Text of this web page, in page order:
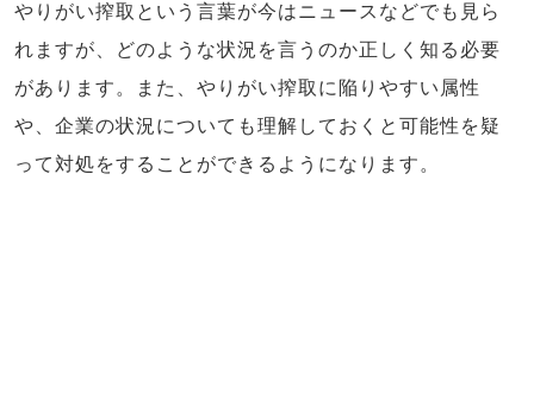
やりがい搾取という言葉が今はニュースなどでも見ら
れますが、どのような状況を言うのか正しく知る必要
があります。また、やりがい搾取に陥りやすい属性
や、企業の状況についても理解しておくと可能性を疑
って対処をすることができるようになります。